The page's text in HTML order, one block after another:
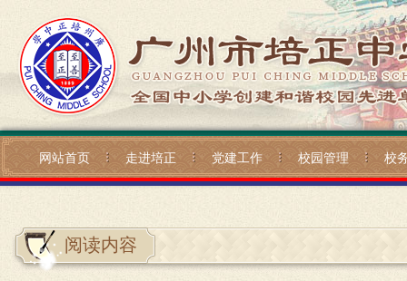
网站首页 走进培正 党建工作 校园管理 校
阅读内容